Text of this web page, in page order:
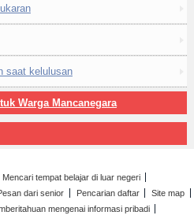
saat kelulusan
Warga Mancanegara
Mencari tempat belajar di luar negeri
dari senior Pencarian daftar
Site map
mengenai informasi pribadi